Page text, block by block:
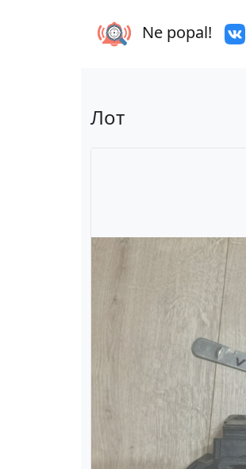
Ne popal!
Лот